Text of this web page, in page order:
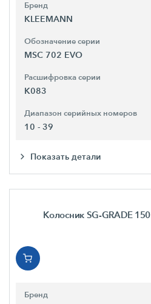
Бренд
KLEEMANN
Обозначение серии
MSC 702 EVO
Расшифровка серии
K083
Диапазон серийных номеров
10 - 39
Показать детали
Колосник SG-GRADE 150
Бренд